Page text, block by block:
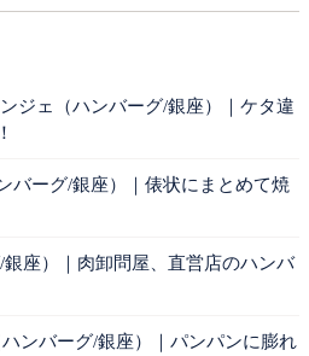
ジェ（ハンバーグ/銀座）｜ケタ違
バーグ/銀座）｜俵状にまとめて焼
座）｜肉卸問屋、直営店のハンバ
ンバーグ/銀座）｜パンパンに膨れ